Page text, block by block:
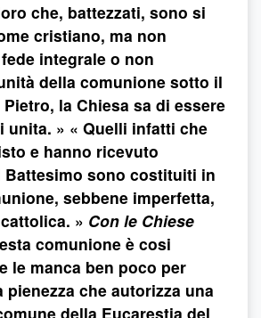
che, battezzati, sono si
cristiano, ma non
integrale o non
della comunione sotto il
la Chiesa sa di essere
unita. » « Quelli infatti che
e hanno ricevuto
Battesimo sono costituiti in
sebbene imperfetta,
» Con le Chiese
comunione è cosi
le manca ben poco per
pienezza che autorizza una
della Eucarestia del